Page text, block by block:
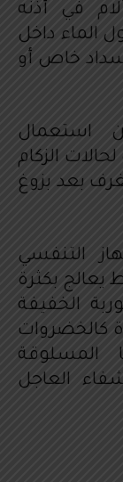
في أذنه
الماء داخل
خاص أو
استعمال
الزكام
بعد بزوغ
التنفسي
يعالج بكثرة
الخفيفة
كالخضروات
المسلوقة
العاجل